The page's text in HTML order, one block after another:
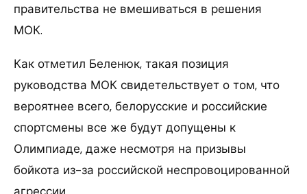
правительства не вмешиваться в решения
МОК.
Как отметил Беленюк, такая позиция
руководства МОК свидетельствует о том, что
вероятнее всего, белорусские и российские
спортсмены все же будут допущены к
Олимпиаде, даже несмотря на призывы
бойкота из-за российской неспровоцированной